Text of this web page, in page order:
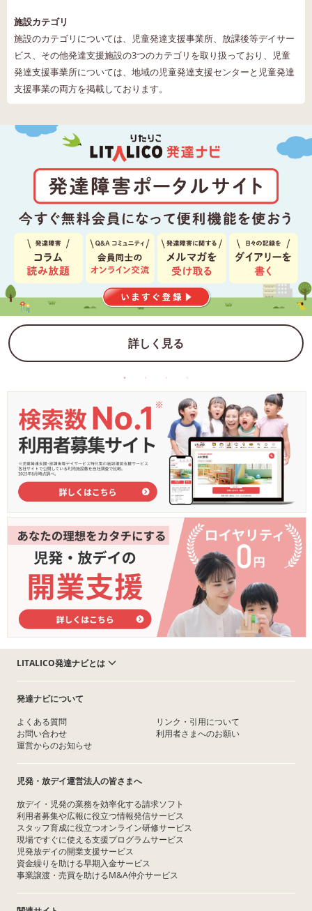
施設カテゴリ
施設のカテゴリについては、児童発達支援事業所、放課後等デイサー
ビス、その他発達支援施設の3つのカテゴリを取り扱っており、児童
発達支援事業所については、地域の児童発達支援センターと児童発達
支援事業の両方を掲載しております。
詳しく見る
LITALICO発達ナビとは
発達ナビについて
よくある質問
お問い合わせ
運営からのお知らせ
リンク・引用について
利用者さまへのお願い
児発・放デイ運営法人の皆さまへ
放デイ・児発の業務を効率化する請求ソフト
利用者募集や広報に役立つ情報発信サービス
スタッフ育成に役立つオンライン研修サービス
現場ですぐに使える支援プログラムサービス
児発放デイの開業支援サービス
資金繰りを助ける早期入金サービス
事業譲渡・売買を助けるM&A仲介サービス